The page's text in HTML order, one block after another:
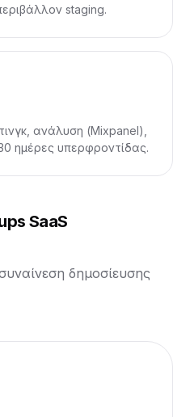
staging.
ανάλυση (Mixpanel),
ημέρες υπερφροντίδας.
SaaS
δημοσίευσης